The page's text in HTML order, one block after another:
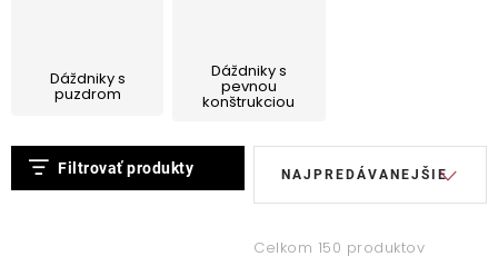
Dáždniky s
puzdrom
Dáždniky s
pevnou
konštrukciou
Filtrovať produkty
V
ý
Celkom 150 produktov
R
e
NAJPREDÁVANEJŠIE